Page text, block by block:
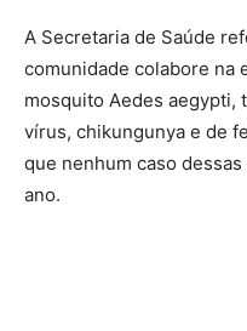
A Secretaria de Saúde
comunidade colabore na
mosquito Aedes aegypti,
vírus, chikungunya e de
que nenhum caso
ano.